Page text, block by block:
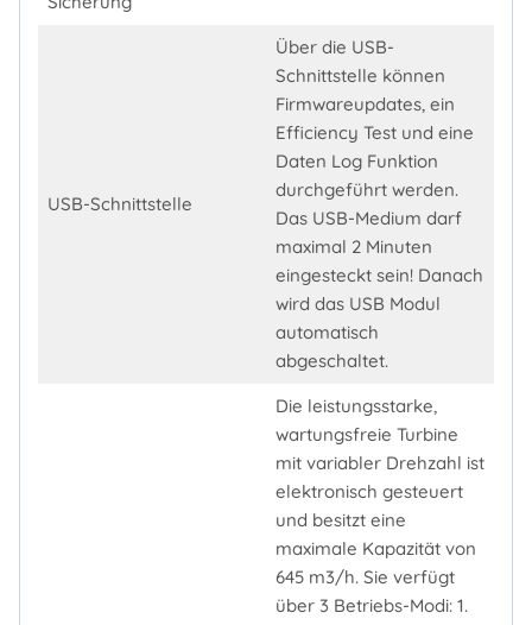
USB-Schnittstelle
Über die USB-
Schnittstelle können
Firmwareupdates, ein
Efficiency Test und eine
Daten Log Funktion
durchgeführt werden.
Das USB-Medium darf
maximal 2 Minuten
eingesteckt sein! Danach
wird das USB Modul
automatisch
abgeschaltet.
Die leistungsstarke,
wartungsfreie Turbine
mit variabler Drehzahl ist
elektronisch gesteuert
und besitzt eine
maximale Kapazität von
645 m3/h. Sie verfügt
über 3 Betriebs-Modi: 1.